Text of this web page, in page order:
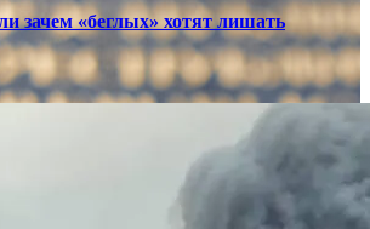
зачем «беглых» хотят лишать